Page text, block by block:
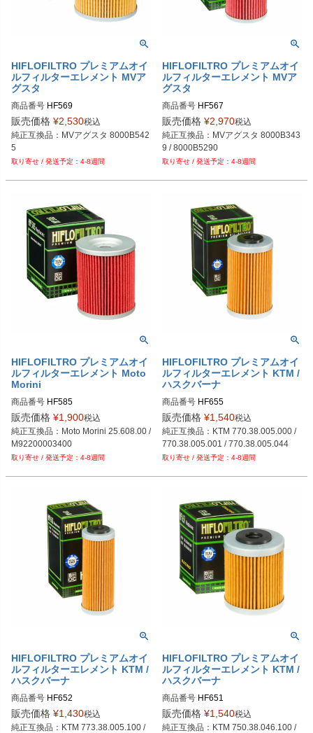
HIFLOFILTRO プレミアムオイ
ルフィルターエレメント MVア
グスタ
商品番号 HF569
販売価格 ¥2,530税込
純正互換品：MVアグスタ 8000B542
5
4-8週間
HIFLOFILTRO プレミアムオイ
ルフィルターエレメント MVア
グスタ
商品番号 HF567
販売価格 ¥2,970税込
純正互換品：MVアグスタ 8000B343
9 / 8000B5290
4-8週間
HIFLOFILTRO プレミアムオイ
ルフィルターエレメント Moto
Morini
商品番号 HF585
販売価格 ¥1,900税込
純正互換品：Moto Morini 25.608.00 /
M92200003400
4-8週間
HIFLOFILTRO プレミアムオイ
ルフィルターエレメント KTM /
ハスクバーナ
商品番号 HF655
販売価格 ¥1,540税込
純正互換品：KTM 770.38.005.000 /
770.38.005.001 / 770.38.005.044
4-8週間
HIFLOFILTRO プレミアムオイ
ルフィルターエレメント KTM /
ハスクバーナ
商品番号 HF652
販売価格 ¥1,430税込
純正互換品：KTM 773.38.005.100 /
HIFLOFILTRO プレミアムオイ
ルフィルターエレメント KTM /
ハスクバーナ
商品番号 HF651
販売価格 ¥1,540税込
純正互換品：KTM 750.38.046.100 /